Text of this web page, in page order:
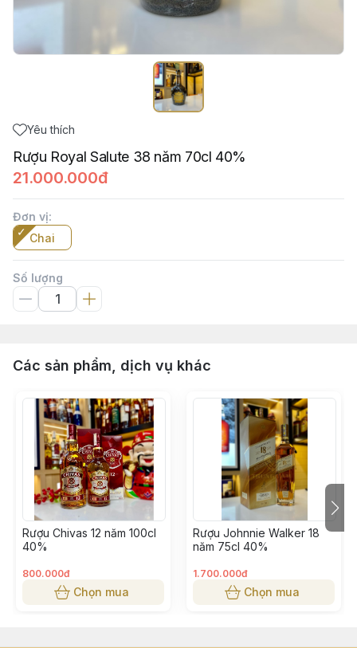
Yêu thích
Rượu Royal Salute 38 năm 70cl 40%
21.000.000đ
Đơn vị:
Chai
Số lượng
Các sản phẩm, dịch vụ khác
Rượu Chivas 12 năm 100cl
40%
800.000đ
Chọn mua
Rượu Johnnie Walker 18
năm 75cl 40%
1.700.000đ
Chọn mua